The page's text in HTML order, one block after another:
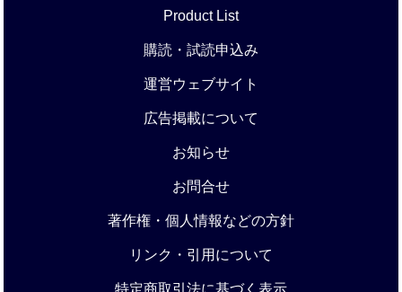
Product List
購読・試読申込み
運営ウェブサイト
広告掲載について
お知らせ
お問合せ
著作権・個人情報などの方針
リンク・引用について